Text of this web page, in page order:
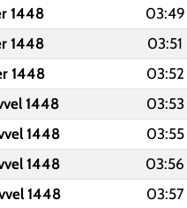
1448 03:49
1448
03:51
1448
03:52
1448
03:53
1448
03:55
1448
03:56
1448
03:57